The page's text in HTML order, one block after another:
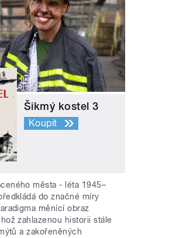
Šikmý kostel 3
Koupit
města - léta 1945–
do značné míry
měnící obraz
zahlazenou historii stále
a zakořeněných